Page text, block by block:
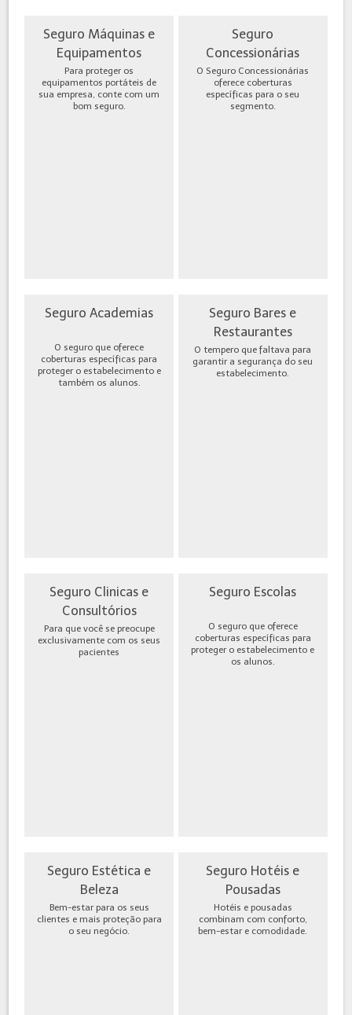
Seguro Máquinas e
Equipamentos
Para proteger os
equipamentos portáteis de
sua empresa, conte com um
bom seguro.
Seguro
Concessionárias
O Seguro Concessionárias
oferece coberturas
específicas para o seu
segmento.
Seguro Academias
O seguro que oferece
coberturas específicas para
proteger o estabelecimento e
também os alunos.
Seguro Bares e
Restaurantes
O tempero que faltava para
garantir a segurança do seu
estabelecimento.
Seguro Clinicas e
Consultórios
Para que você se preocupe
exclusivamente com os seus
pacientes
Seguro Escolas
O seguro que oferece
coberturas específicas para
proteger o estabelecimento e
os alunos.
Seguro Estética e
Beleza
Bem-estar para os seus
clientes e mais proteção para
o seu negócio.
Seguro Hotéis e
Pousadas
Hotéis e pousadas
combinam com conforto,
bem-estar e comodidade.